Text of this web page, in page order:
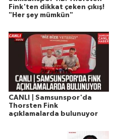
Fink'ten dikkat çeken çıkış!
"Her şey mümkün"
CANLI | Samsunspor'da
Thorsten Fink
açıklamalarda bulunuyor